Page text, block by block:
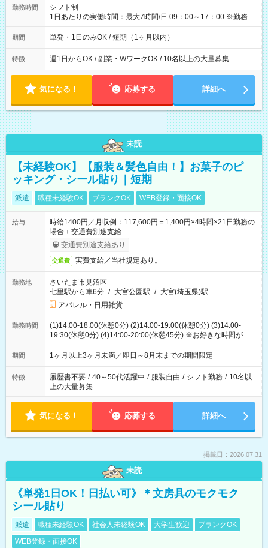
間】試用期間なし
勤務時間
シフト制
1日あたりの実働時間：最大7時間/日 09：00～17：00 ※勤務時
間は 試験により異なります。
期間 単発・1日のみOK / 短期（1ヶ月以内）
特徴 週1日からOK / 副業・WワークOK / 10名以上の大量募集
気になる！ 応募する 詳細へ
未読
【未経験OK】【服装＆髪色自由！】お菓子のピ
ッキング・シール貼り｜短期
派遣 職種未経験OK ブランクOK WEB登録・面接OK
給与
時給1400円／月収例：117,600円＝1,400円×4時間×21日勤務の
場合＋交通費別途支給
交通費別途支給あり
交通費 実費支給／当社規定あり。
勤務地
さいたま市見沼区
七里駅から車6分 / 大宮公園駅 / 大宮(埼玉県)駅
アパレル・日用雑貨
勤務時間
(1)14:00-18:00(休憩0分) (2)14:00-19:00(休憩0分) (3)14:00-
19:30(休憩0分) (4)14:00-20:00(休憩45分) ※お好きな時間が選べ
ます
期間 1ヶ月以上3ヶ月未満／即日～8月末までの期間限定
特徴 履歴書不要 / 40～50代活躍中 / 服装自由 / シフト勤務 / 10名以
上の大量募集
気になる！ 応募する 詳細へ
掲載日：2026.07.31
未読
《単発1日OK！日払い可》＊文房具のモクモク
シール貼り
派遣 職種未経験OK 社会人未経験OK 大学生歓迎
ブランクOK
WEB登録・面接OK